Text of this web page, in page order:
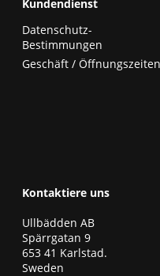
Kundendienst
Datenschutz-
Bestimmungen
Geschäft / Öffnungszeiten
Kontaktiere uns
Ullbädden AB
Spärrgatan 9
653 41 Karlstad.
Sweden